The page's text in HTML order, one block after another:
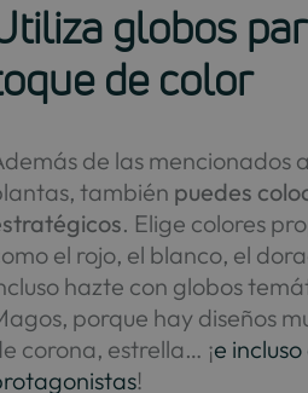
globos
de color
de las mencionados
también puedes
. Elige colores
el rojo, el blanco, el
hazte con globos
porque hay diseños
corona, estrella… ¡e
!